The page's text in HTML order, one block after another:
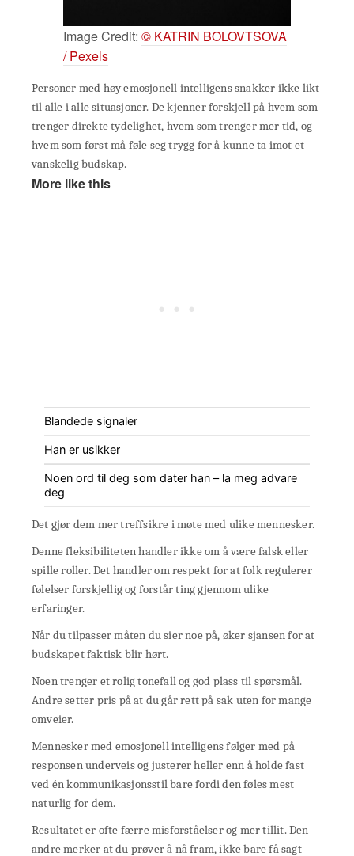
Image Credit: © KATRIN BOLOVTSOVA
/ Pexels
Personer med høy emosjonell intelligens snakker ikke likt
til alle i alle situasjoner. De kjenner forskjell på hvem som
trenger direkte tydelighet, hvem som trenger mer tid, og
hvem som først må føle seg trygg for å kunne ta imot et
vanskelig budskap.
More like this
Blandede signaler
Han er usikker
Noen ord til deg som dater han – la meg advare
deg
Det gjør dem mer treffsikre i møte med ulike mennesker.
Denne fleksibiliteten handler ikke om å være falsk eller
spille roller. Det handler om respekt for at folk regulerer
følelser forskjellig og forstår ting gjennom ulike
erfaringer.
Når du tilpasser måten du sier noe på, øker sjansen for at
budskapet faktisk blir hørt.
Noen trenger et rolig tonefall og god plass til spørsmål.
Andre setter pris på at du går rett på sak uten for mange
omveier.
Mennesker med emosjonell intelligens følger med på
responsen underveis og justerer heller enn å holde fast
ved én kommunikasjonsstil bare fordi den føles mest
naturlig for dem.
Resultatet er ofte færre misforståelser og mer tillit. Den
andre merker at du prøver å nå fram, ikke bare få sagt